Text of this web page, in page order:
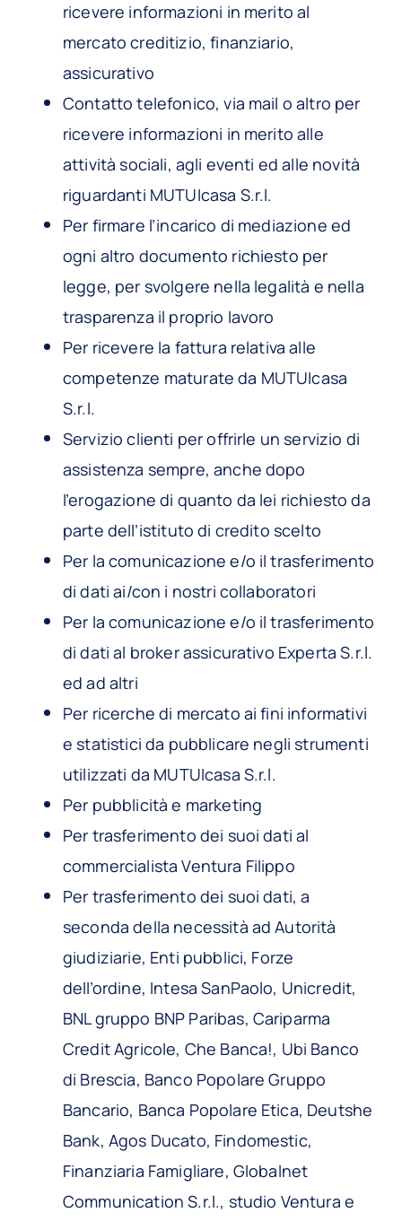
ricevere informazioni in merito al
mercato creditizio, finanziario,
assicurativo
Contatto telefonico, via mail o altro per
ricevere informazioni in merito alle
attività sociali, agli eventi ed alle novità
riguardanti MUTUIcasa S.r.l.
Per firmare l’incarico di mediazione ed
ogni altro documento richiesto per
legge, per svolgere nella legalità e nella
trasparenza il proprio lavoro
Per ricevere la fattura relativa alle
competenze maturate da MUTUIcasa
S.r.l.
Servizio clienti per offrirle un servizio di
assistenza sempre, anche dopo
l’erogazione di quanto da lei richiesto da
parte dell’istituto di credito scelto
Per la comunicazione e/o il trasferimento
di dati ai/con i nostri collaboratori
Per la comunicazione e/o il trasferimento
di dati al broker assicurativo Experta S.r.l.
ed ad altri
Per ricerche di mercato ai fini informativi
e statistici da pubblicare negli strumenti
utilizzati da MUTUIcasa S.r.l.
Per pubblicità e marketing
Per trasferimento dei suoi dati al
commercialista Ventura Filippo
Per trasferimento dei suoi dati, a
seconda della necessità ad Autorità
giudiziarie, Enti pubblici, Forze
dell’ordine, Intesa SanPaolo, Unicredit,
BNL gruppo BNP Paribas, Cariparma
Credit Agricole, Che Banca!, Ubi Banco
di Brescia, Banco Popolare Gruppo
Bancario, Banca Popolare Etica, Deutshe
Bank, Agos Ducato, Findomestic,
Finanziaria Famigliare, Globalnet
Communication S.r.l., studio Ventura e